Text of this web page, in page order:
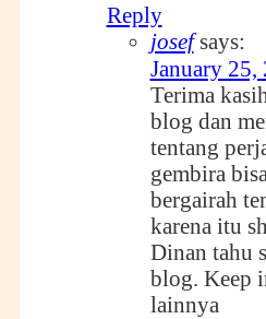
Reply
josef says:
January 25,
Terima
blog dan
tentang
gembira
bergairah
karena itu
Dinan tahu
blog. Keep
lainnya